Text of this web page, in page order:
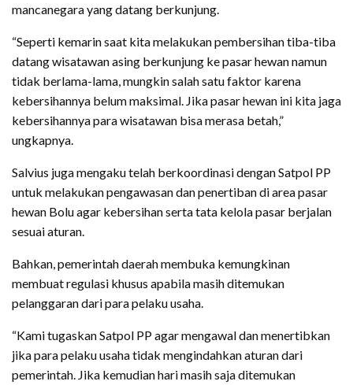
mancanegara yang datang berkunjung.
“Seperti kemarin saat kita melakukan pembersihan tiba-tiba
datang wisatawan asing berkunjung ke pasar hewan namun
tidak berlama-lama, mungkin salah satu faktor karena
kebersihannya belum maksimal. Jika pasar hewan ini kita jaga
kebersihannya para wisatawan bisa merasa betah,”
ungkapnya.
Salvius juga mengaku telah berkoordinasi dengan Satpol PP
untuk melakukan pengawasan dan penertiban di area pasar
hewan Bolu agar kebersihan serta tata kelola pasar berjalan
sesuai aturan.
Bahkan, pemerintah daerah membuka kemungkinan
membuat regulasi khusus apabila masih ditemukan
pelanggaran dari para pelaku usaha.
“Kami tugaskan Satpol PP agar mengawal dan menertibkan
jika para pelaku usaha tidak mengindahkan aturan dari
pemerintah. Jika kemudian hari masih saja ditemukan